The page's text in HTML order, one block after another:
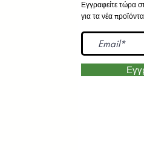
Εγγραφείτε τώρα
για τα νέα